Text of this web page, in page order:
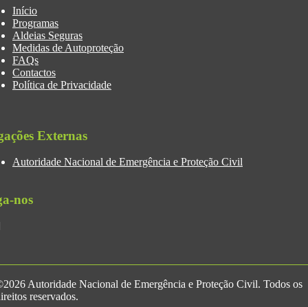
Início
Programas
Aldeias Seguras
Medidas de Autoproteção
FAQs
Contactos
Política de Privacidade
Externas
Autoridade Nacional de Emergência e Proteção Civil
nos
Autoridade Nacional de Emergência e Proteção Civil. Todos os
reservados.